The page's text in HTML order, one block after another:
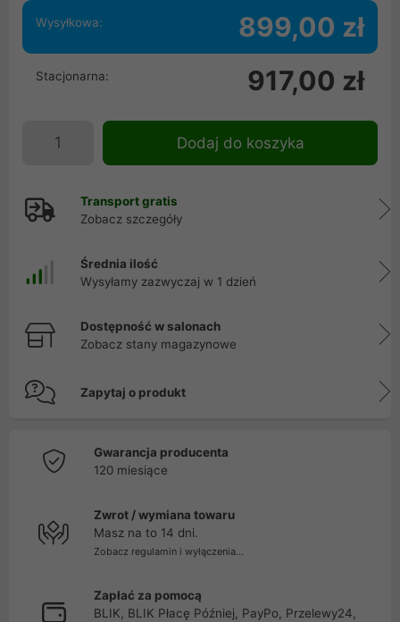
Wysyłkowa: 899,00 zł
Stacjonarna: 917,00 zł
Dodaj do koszyka
Transport gratis
Zobacz szczegóły
Średnia ilość
Wysyłamy zazwyczaj w 1 dzień
Dostępność w salonach
Zobacz stany magazynowe
Zapytaj o produkt
Gwarancja producenta
120 miesiące
Zwrot / wymiana towaru
Masz na to 14 dni.
Zobacz regulamin i wyłączenia...
Zapłać za pomocą
BLIK, BLIK Płacę Później, PayPo, Przelewy24,